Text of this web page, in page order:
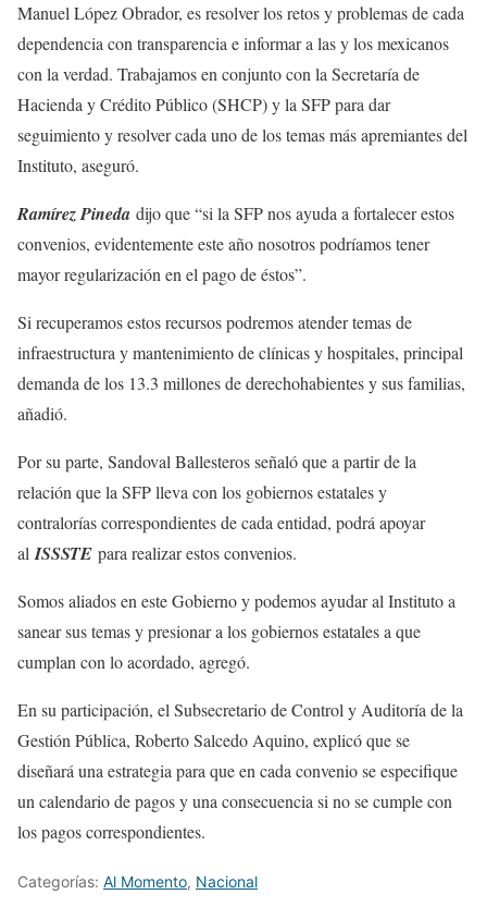
Manuel López Obrador, es resolver los retos y problemas de cada
dependencia con transparencia e informar a las y los mexicanos
con la verdad. Trabajamos en conjunto con la Secretaría de
Hacienda y Crédito Público (SHCP) y la SFP para dar
seguimiento y resolver cada uno de los temas más apremiantes del
Instituto, aseguró.
Ramírez Pineda dijo que “si la SFP nos ayuda a fortalecer estos
convenios, evidentemente este año nosotros podríamos tener
mayor regularización en el pago de éstos”.
Si recuperamos estos recursos podremos atender temas de
infraestructura y mantenimiento de clínicas y hospitales, principal
demanda de los 13.3 millones de derechohabientes y sus familias,
añadió.
Por su parte, Sandoval Ballesteros señaló que a partir de la
relación que la SFP lleva con los gobiernos estatales y
contralorías correspondientes de cada entidad, podrá apoyar
alISSSTE para realizar estos convenios.
Somos aliados en este Gobierno y podemos ayudar al Instituto a
sanear sus temas y presionar a los gobiernos estatales a que
cumplan con lo acordado, agregó.
En su participación, el Subsecretario de Control y Auditoría de la
Gestión Pública, Roberto Salcedo Aquino, explicó que se
diseñará una estrategia para que en cada convenio se especifique
un calendario de pagos y una consecuencia si no se cumple con
los pagos correspondientes.
Categorías: Al Momento, Nacional